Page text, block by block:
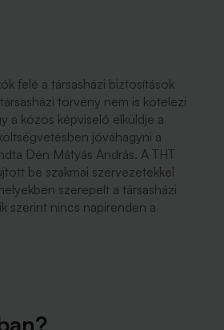
felé a társasházi biztosítások
törvény nem is kötelezi
a közös képviselő elküldje a
jóváhagyni a
Dén Mátyás András. A THT
be szakmai szervezetekkel
szerepelt a társasházi
szerint nincs napirenden a